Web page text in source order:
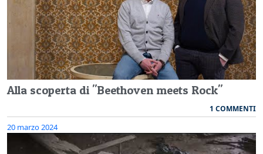
Alla scoperta di "Beethoven meets Rock"
1 COMMENTI
20 marzo 2024